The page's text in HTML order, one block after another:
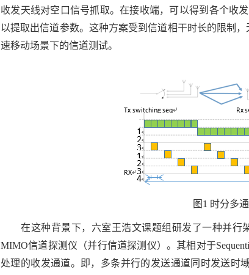
收发天线对空口信号抓取。在接收端，可以得到各个收
以提取出信道参数。这种方案受到信道相干时长的限制
速移动场景下的信道测试。
图1 时分多
在这种背景下，六室王浩文课题组研发了一种并行
MIMO信道探测仪（并行信道探测仪）。其相对于
处理的收发通道。即，多条并行的发送通道同时发送时